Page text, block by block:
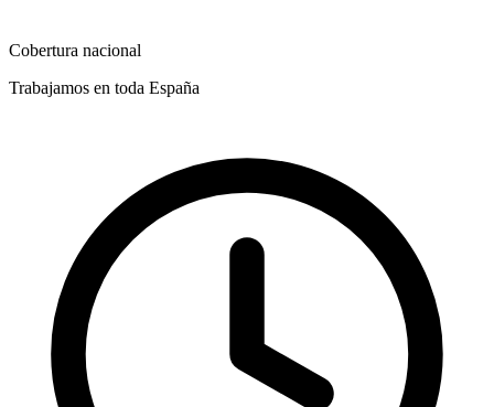
Cobertura nacional
Trabajamos en toda España